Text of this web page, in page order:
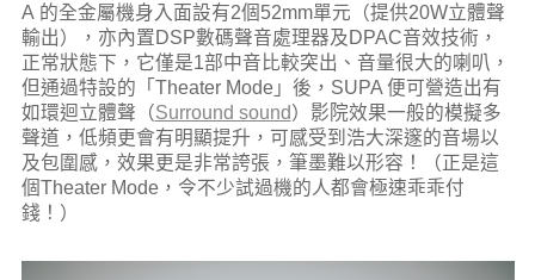
A 的全金屬機身入面設有2個52mm單元（提供20W立體聲
輸出），亦內置DSP數碼聲音處理器及DPAC音效技術，
正常狀態下，它僅是1部中音比較突出、音量很大的喇叭，
但通過特設的「Theater Mode」後，SUPA 便可營造出有
如環迴立體聲（Surround sound）影院效果一般的模擬多
聲道，低頻更會有明顯提升，可感受到浩大深邃的音場以
及包圍感，效果更是非常誇張，筆墨難以形容！（正是這
個Theater Mode，令不少試過機的人都會極速乖乖付
錢！）